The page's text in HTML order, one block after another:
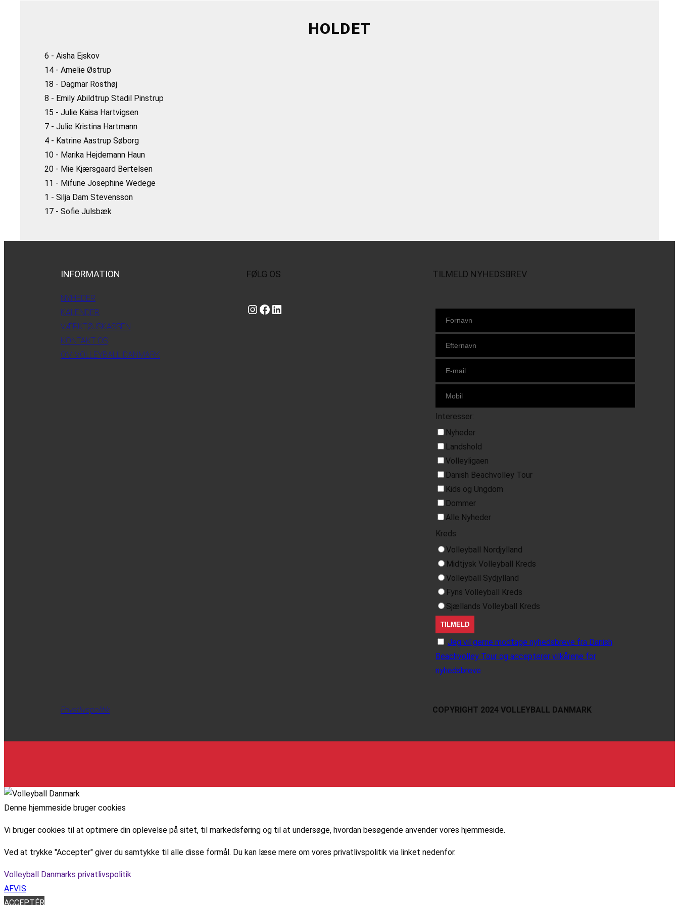
HOLDET
6 - Aisha Ejskov
14 - Amelie Østrup
18 - Dagmar Rosthøj
8 - Emily Abildtrup Stadil Pinstrup
15 - Julie Kaisa Hartvigsen
7 - Julie Kristina Hartmann
4 - Katrine Aastrup Søborg
10 - Marika Hejdemann Haun
20 - Mie Kjærsgaard Bertelsen
11 - Mifune Josephine Wedege
1 - Silja Dam Stevensson
17 - Sofie Julsbæk
INFORMATION
NYHEDER
KALENDER
VÆRKTØJSKASSEN
KONTAKT OS
OM VOLLEYBALL DANMARK
FØLG OS
Instagram https://www.facebook.com/danishbeachvolleytour LinkedIn
TILMELD NYHEDSBREV
Interesser:
Nyheder
Landshold
Volleyligaen
Danish Beachvolley Tour
Kids og Ungdom
Dommer
Alle Nyheder
Kreds:
Volleyball Nordjylland
Midtjysk Volleyball Kreds
Volleyball Sydjylland
Fyns Volleyball Kreds
Sjællands Volleyball Kreds
Jeg vil gerne modtage nyhedsbreve fra Danish
Beachvolley Tour og accepterer vilkårene for
nyhedsbreve
Privatlivspolitik COPYRIGHT 2024 VOLLEYBALL DANMARK
Denne hjemmeside bruger cookies
Vi bruger cookies til at optimere din oplevelse på sitet, til markedsføring og til at undersøge, hvordan besøgende anvender vores hjemmeside.
Ved at trykke "Accepter" giver du samtykke til alle disse formål. Du kan læse mere om vores privatlivspolitik via linket nedenfor.
Volleyball Danmarks privatlivspolitik
AFVIS
ACCEPTÉR